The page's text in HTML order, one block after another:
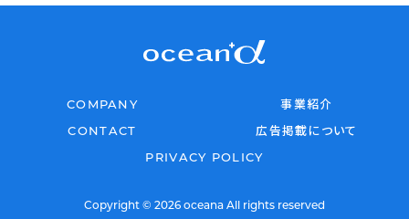
COMPANY
事業紹介
CONTACT
広告掲載について
PRIVACY POLICY
Copyright © 2026 oceana All rights reserved